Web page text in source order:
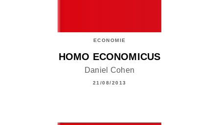
ECONOMIE
HOMO ECONOMICUS
Daniel Cohen
21/08/2013